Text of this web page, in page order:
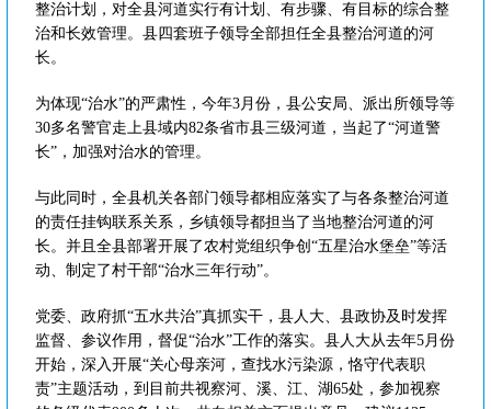
整治计划，对全县河道实行有计划、有步骤、有目标的综合整
治和长效管理。县四套班子领导全部担任全县整治河道的河
长。
为体现“治水”的严肃性，今年3月份，县公安局、派出所领导等
30多名警官走上县域内82条省市县三级河道，当起了“河道警
长”，加强对治水的管理。
与此同时，全县机关各部门领导都相应落实了与各条整治河道
的责任挂钩联系关系，乡镇领导都担当了当地整治河道的河
长。并且全县部署开展了农村党组织争创“五星治水堡垒”等活
动、制定了村干部“治水三年行动”。
党委、政府抓“五水共治”真抓实干，县人大、县政协及时发挥
监督、参议作用，督促“治水”工作的落实。县人大从去年5月份
开始，深入开展“关心母亲河，查找水污染源，恪守代表职
责”主题活动，到目前共视察河、溪、江、湖65处，参加视察